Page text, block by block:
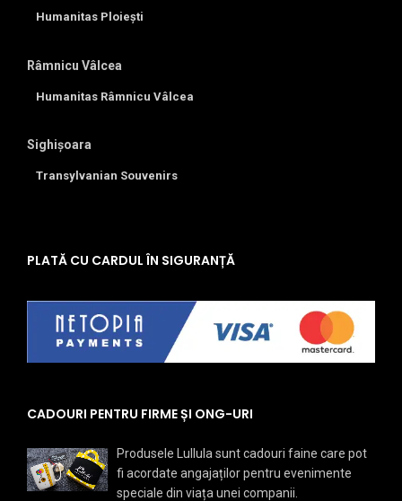
Humanitas Ploiești
Râmnicu Vâlcea
Humanitas Râmnicu Vâlcea
Sighișoara
Transylvanian Souvenirs
PLATĂ CU CARDUL ÎN SIGURANȚĂ
CADOURI PENTRU FIRME ȘI ONG-URI
Produsele Lullula sunt cadouri faine care pot
fi acordate angajaților pentru evenimente
speciale din viața unei companii.